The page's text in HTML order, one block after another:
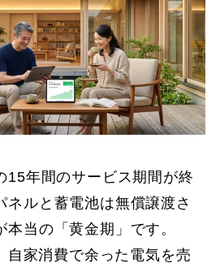
15年間のサービス期間が終
ネルと蓄電池は無償譲渡さ
当の「黄金期」です。
自家消費で余った電気を売